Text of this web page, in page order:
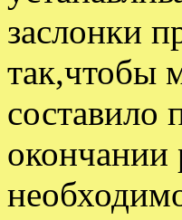
заслонки
так,чтобы
составило
окончании